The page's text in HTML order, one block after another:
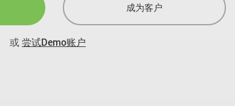
成为客户
或尝试Demo账户